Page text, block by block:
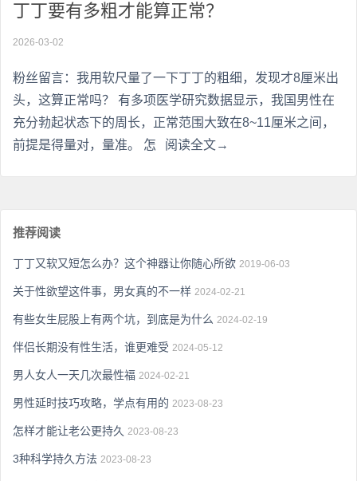
丁丁要有多粗才能算正常？
2026-03-02
粉丝留言：我用软尺量了一下丁丁的粗细，发现才8厘米出
头，这算正常吗？ 有多项医学研究数据显示，我国男性在
充分勃起状态下的周长，正常范围大致在8~11厘米之间，
前提是得量对，量准。 怎
阅读全文→
推荐阅读
丁丁又软又短怎么办？这个神器让你随心所欲 2019-06-03
关于性欲望这件事，男女真的不一样 2024-02-21
有些女生屁股上有两个坑，到底是为什么 2024-02-19
伴侣长期没有性生活，谁更难受 2024-05-12
男人女人一天几次最性福 2024-02-21
男性延时技巧攻略，学点有用的 2023-08-23
怎样才能让老公更持久 2023-08-23
3种科学持久方法 2023-08-23